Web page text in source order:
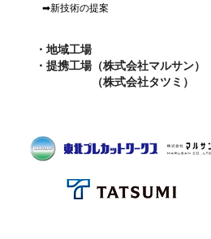
・地域工場
・提携工場（株式会社マルサン）
（株式会社タツミ）
➡新技術の提案